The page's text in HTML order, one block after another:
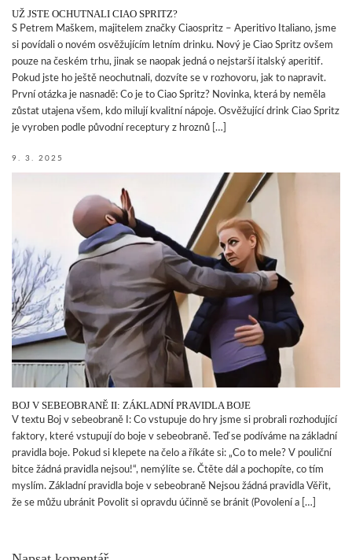
UŽ JSTE OCHUTNALI CIAO SPRITZ?
S Petrem Maškem, majitelem značky Ciaospritz – Aperitivo Italiano, jsme
si povídali o novém osvěžujícím letním drinku. Nový je Ciao Spritz ovšem
pouze na českém trhu, jinak se naopak jedná o nejstarší italský aperitif.
Pokud jste ho ještě neochutnali, dozvíte se v rozhovoru, jak to napravit.
První otázka je nasnadě: Co je to Ciao Spritz? Novinka, která by neměla
zůstat utajena všem, kdo milují kvalitní nápoje. Osvěžující drink Ciao Spritz
je vyroben podle původní receptury z hroznů […]
9. 3. 2025
BOJ V SEBEOBRANĚ II: ZÁKLADNÍ PRAVIDLA BOJE
V textu Boj v sebeobraně I: Co vstupuje do hry jsme si probrali rozhodující
faktory, které vstupují do boje v sebeobraně. Teď se podíváme na základní
pravidla boje. Pokud si klepete na čelo a říkáte si: „Co to mele? V pouliční
bitce žádná pravidla nejsou!“, nemýlíte se. Čtěte dál a pochopíte, co tím
myslím. Základní pravidla boje v sebeobraně Nejsou žádná pravidla Věřit,
že se můžu ubránit Povolit si opravdu účinně se bránit (Povolení a […]